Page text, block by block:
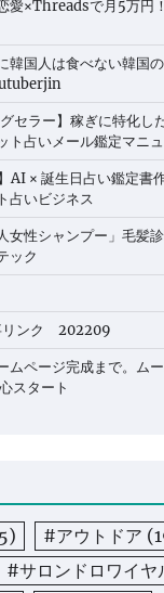
愛×Threadsで月5万円
韓国人は食べない韓
セラー】稼ぎに特化し
ト占いメール鑑定マニ
AI × 誕生日占い鑑定書
占いビジネス
女性シャンプー」毛髪
ック
ンク 202209
ムページ完成まで。ム
スタート
#アウトドア
#サロンドロワイヤ